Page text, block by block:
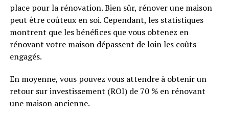
place pour la rénovation. Bien sûr, rénover une maison
peut être coûteux en soi. Cependant, les statistiques
montrent que les bénéfices que vous obtenez en
rénovant votre maison dépassent de loin les coûts
engagés.
En moyenne, vous pouvez vous attendre à obtenir un
retour sur investissement (ROI) de 70 % en rénovant
une maison ancienne.